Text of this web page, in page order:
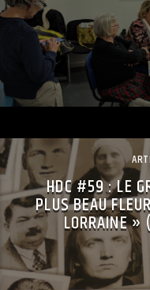
HDC #59 : LE
PLUS BEAU
LORRAINE »